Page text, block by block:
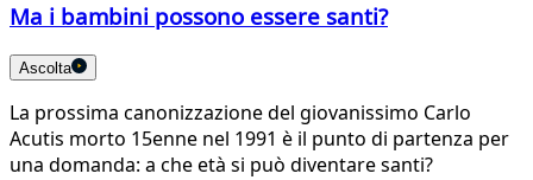
Ma i bambini possono essere santi?
Ascolta
La prossima canonizzazione del giovanissimo Carlo
Acutis morto 15enne nel 1991 è il punto di partenza per
una domanda: a che età si può diventare santi?